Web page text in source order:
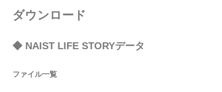
ダウンロード
◆ NAIST LIFE STORYデータ
ファイル一覧